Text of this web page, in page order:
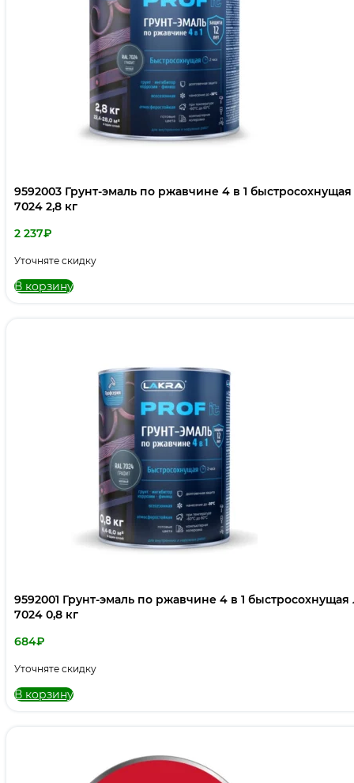
9592003 Грунт-эмаль по ржавчине 4 в 1 быстросохнущая
7024 2,8 кг
2 237₽
Уточняте скидку
В корзину
9592001 Грунт-эмаль по ржавчине 4 в 1 быстросохнущая
7024 0,8 кг
684₽
Уточняте скидку
В корзину